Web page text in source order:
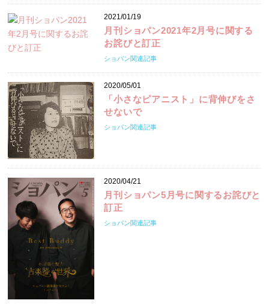
2021/01/19
月刊ショパン2021年2月号に関する
お詫びと訂正
ショパン関連記事
2020/05/01
「小さなピアニスト」に背伸びをさ
せないで
ショパン関連記事
2020/04/21
月刊ショパン5月号に関するお詫びと
訂正
ショパン関連記事